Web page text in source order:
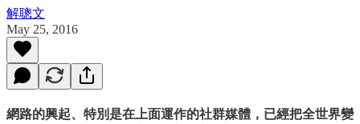
解聰文
May 25, 2016
網路的興起、特別是在上面運作的社群媒體，已經把全世界變